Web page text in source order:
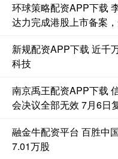
环球策略配资APP下载
达力完成港股上市备案
新规配资APP下载 近千
科技
南京禹王配资APP下载
会决议全部无效 7月6日
融金牛配资平台 百胜中
7.01万股